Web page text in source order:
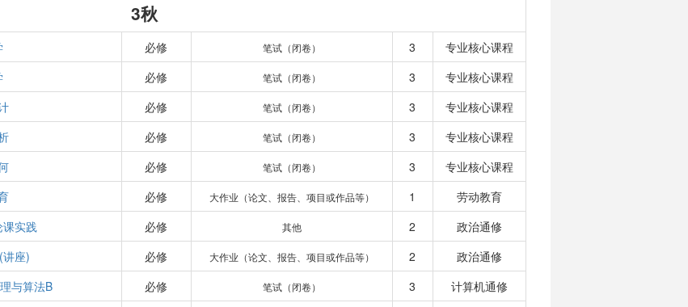
3秋
必修 笔试（闭卷） 3
专业核心课程
必修 笔试（闭卷） 3
专业核心课程
必修 笔试（闭卷） 3
专业核心课程
必修 笔试（闭卷） 3
专业核心课程
必修 笔试（闭卷） 3
专业核心课程
必修 大作业（论文、报告、项目或作品等） 1
劳动教育
实践 必修 其他 2
政治通修
座) 必修 大作业（论文、报告、项目或作品等） 2
政治通修
与算法B 必修 笔试（闭卷） 3
计算机通修